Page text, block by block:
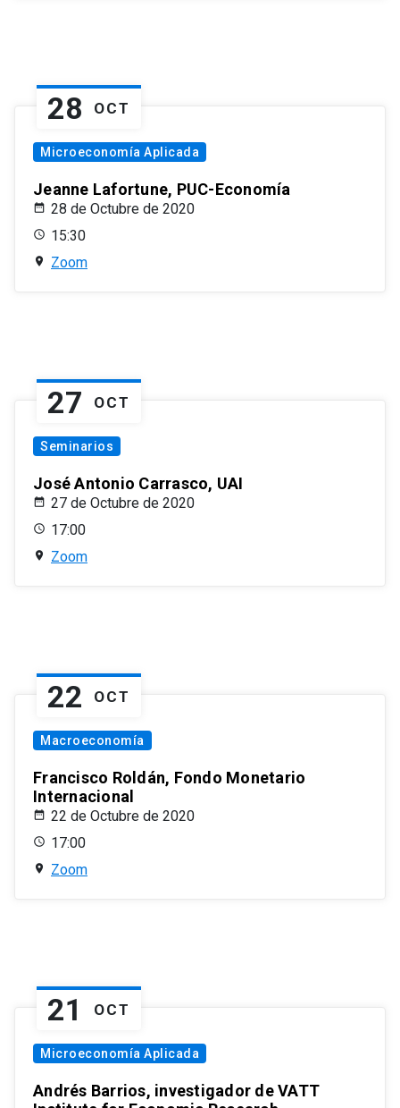
28 OCT
Microeconomía Aplicada
Jeanne Lafortune, PUC-Economía
28 de Octubre de 2020
15:30
Zoom
27 OCT
Seminarios
José Antonio Carrasco, UAI
27 de Octubre de 2020
17:00
Zoom
22 OCT
Macroeconomía
Francisco Roldán, Fondo Monetario
Internacional
22 de Octubre de 2020
17:00
Zoom
21 OCT
Microeconomía Aplicada
Andrés Barrios, investigador de VATT